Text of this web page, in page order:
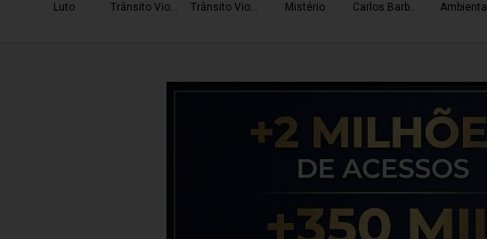
Luto Trânsito ViolentoTrânsito Violento Mistério Carlos Barbosa Ambiental